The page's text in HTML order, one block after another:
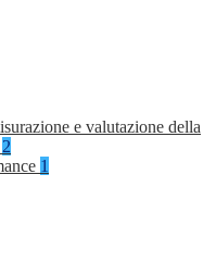
e valutazione della
2
1